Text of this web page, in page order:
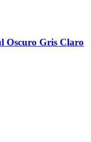
Oscuro Gris Claro